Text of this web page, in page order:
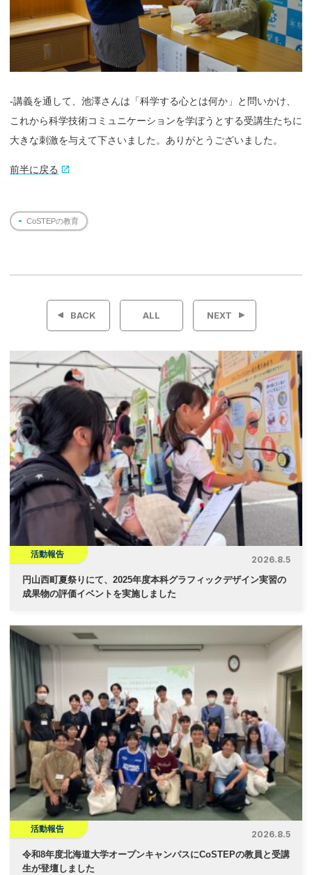
-講義を通して、池澤さんは「科学する心とは何か」と問いかけ、
これから科学技術コミュニケーションを学ぼうとする受講生たちに
大きな刺激を与えて下さいました。ありがとうございました。
前半に戻る
CoSTEPの教育
投
ビ
ゲ
ー
シ
ョ
ン
BACK ALL NEXT
活動報告
2026.8.5
円山西町夏祭りにて、2025年度本科グラフィックデザイン実習の
成果物の評価イベントを実施しました
活動報告
2026.8.5
令和8年度北海道大学オープンキャンパスにCoSTEPの教員と受講
生が登壇しました